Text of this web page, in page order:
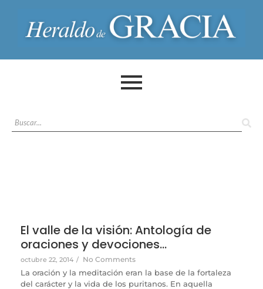
El valle de la visión: Antología de
oraciones y devociones…
octubre 22, 2014 / No Comments
La oración y la meditación eran la base de la fortaleza
del carácter y la vida de los puritanos. En aquella